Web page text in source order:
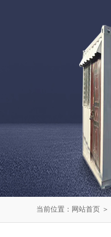
当前位置： 网站首页 ＞